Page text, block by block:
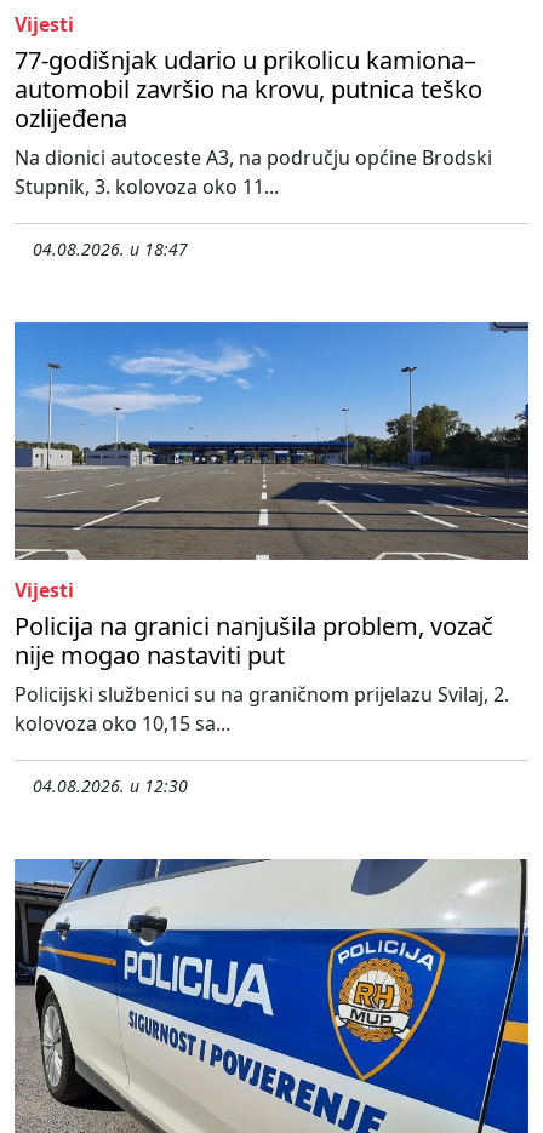
Vijesti
77-godišnjak udario u prikolicu kamiona–
automobil završio na krovu, putnica teško
ozlijeđena
Na dionici autoceste A3, na području općine Brodski
Stupnik, 3. kolovoza oko 11...
04.08.2026. u 18:47
Vijesti
Policija na granici nanjušila problem, vozač
nije mogao nastaviti put
Policijski službenici su na graničnom prijelazu Svilaj, 2.
kolovoza oko 10,15 sa...
04.08.2026. u 12:30